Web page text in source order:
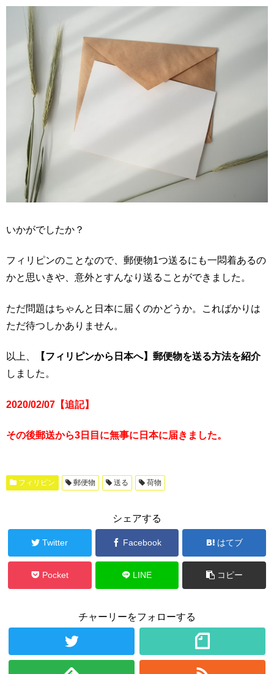
いかがでしたか？
フィリピンのことなので、郵便物1つ送るにも一悶着あるの
かと思いきや、意外とすんなり送ることができました。
ただ問題はちゃんと日本に届くのかどうか。こればかりは
ただ待つしかありません。
以上、
【フィリピンから日本へ】郵便物を送る方法を紹介
しました。
2020/02/07【追記】
その後郵送から3日目に無事に日本に届きました。
フィリピン 郵便物 送る 荷物
シェアする
Twitter Facebook はてブ
Pocket LINE コピー
チャーリーをフォローする